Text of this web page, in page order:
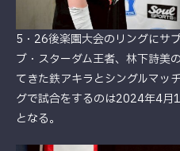
5・26後楽園大会のリングにサ
ブ・スターダム王者、林下詩美
てきた鉄アキラとシングルマッ
グで試合をするのは2024年4月
となる。